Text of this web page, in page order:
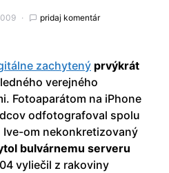
pridaj komentár
zachytený prvýkrát
verejného
Fotoaparátom na iPhone
odfotografoval spolu
Ive-om nekonkretizovaný
bulvárnemu serveru
vyliečil z rakoviny